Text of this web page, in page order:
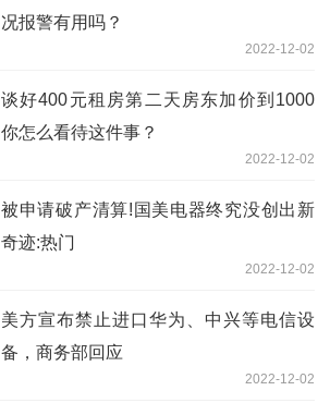
况报警有用吗？
2022-12-02
谈好400元租房第二天房东加价到1000
你怎么看待这件事？
2022-12-02
被申请破产清算!国美电器终究没创出新
奇迹:热门
2022-12-02
美方宣布禁止进口华为、中兴等电信设
备，商务部回应
2022-12-02